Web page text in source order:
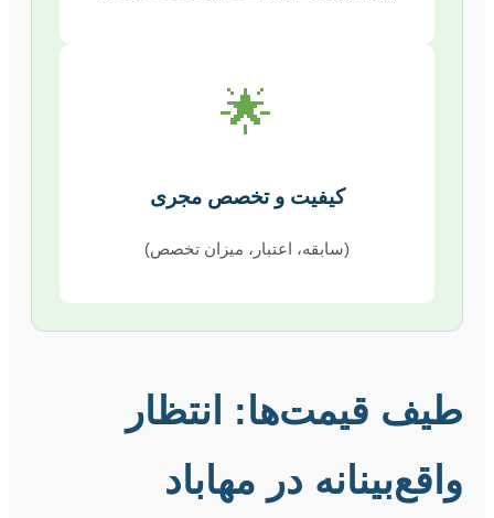
🌟
کیفیت و تخصص مجری
(سابقه، اعتبار، میزان تخصص)
طیف قیمت‌ها: انتظار
واقع‌بینانه در مهاباد